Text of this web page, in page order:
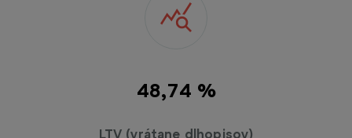
49,08 %
LTV (vrátane dlhopisov)